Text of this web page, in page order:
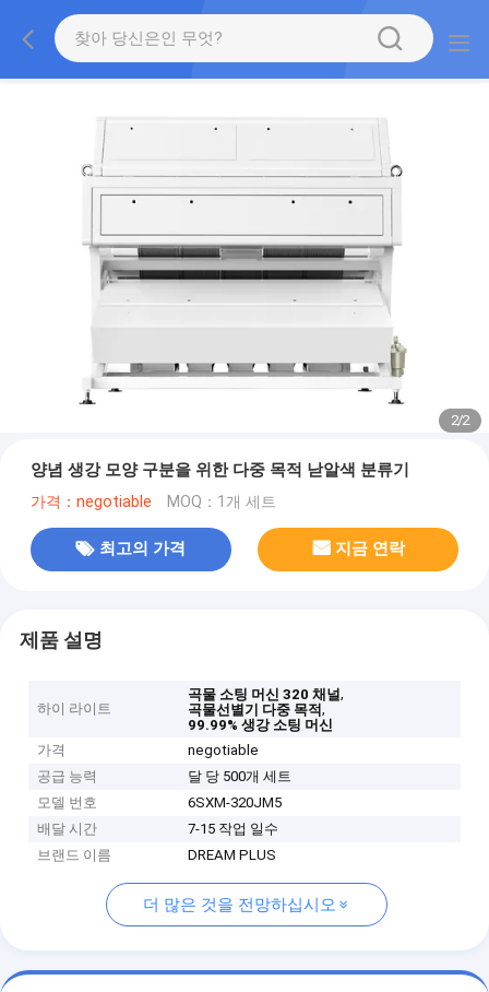
2/2
양념 생강 모양 구분을 위한 다중 목적 낟알색 분류기
가격：negotiable MOQ：1개 세트
최고의 가격 지금 연락
제품 설명
하이 라이트
곡물 소팅 머신 320 채널,
곡물선별기 다중 목적,
99.99% 생강 소팅 머신
가격
negotiable
공급 능력
달 당 500개 세트
모델 번호
6SXM-320JM5
배달 시간
7-15 작업 일수
브랜드 이름
DREAM PLUS
더 많은 것을 전망하십시오